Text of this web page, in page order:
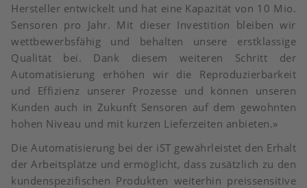
Hersteller entwickelt und hat eine Kapazität von 10 Mio.
Sensoren pro Jahr. Mit dieser Investition bleiben wir
wettbewerbsfähig und behalten unsere erstklassige
Qualität bei. Dank diesem weiteren Schritt der
Automatisierung erhöhen wir die Reproduzierbarkeit
und Effizienz unserer Prozesse und können unseren
Kunden auch in Zukunft Sensoren auf dem gewohnten
hohen Niveau und mit kurzen Lieferzeiten anbieten.»
Die Automatisierung bei der iST gewährleistet den Erhalt
der Arbeitsplätze und ermöglicht, dass zusätzlich zu den
kundenspezifischen Produkten weiterhin preissensitive